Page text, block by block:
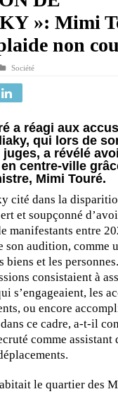
»: Mimi
non
Société
a réagi aux
qui lors de
juges, a révélé
centre-ville
Mimi Touré.
cité dans la
et soupçonné
manifestants entre
son audition, comme
biens et les
consistaient à
s’engageaient, les
ou encore
ce cadre, a-t-il
comme assistant
le quartier des